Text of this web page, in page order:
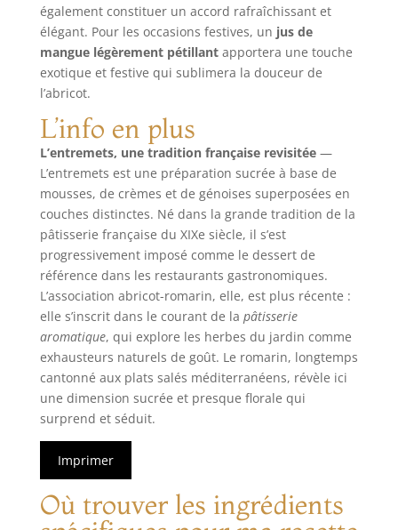
également constituer un accord rafraîchissant et
élégant. Pour les occasions festives, un jus de
mangue légèrement pétillantapportera une touche
exotique et festive qui sublimera la douceur de
l’abricot.
L’info en plus
L’entremets, une tradition française revisitée—
L’entremets est une préparation sucrée à base de
mousses, de crèmes et de génoises superposées en
couches distinctes. Né dans la grande tradition de la
pâtisserie française du XIXe siècle, il s’est
progressivement imposé comme le dessert de
référence dans les restaurants gastronomiques.
L’association abricot-romarin, elle, est plus récente :
elle s’inscrit dans le courant de la pâtisserie
aromatique, qui explore les herbes du jardin comme
exhausteurs naturels de goût. Le romarin, longtemps
cantonné aux plats salés méditerranéens, révèle ici
une dimension sucrée et presque florale qui
surprend et séduit.
Imprimer
Où trouver les ingrédients